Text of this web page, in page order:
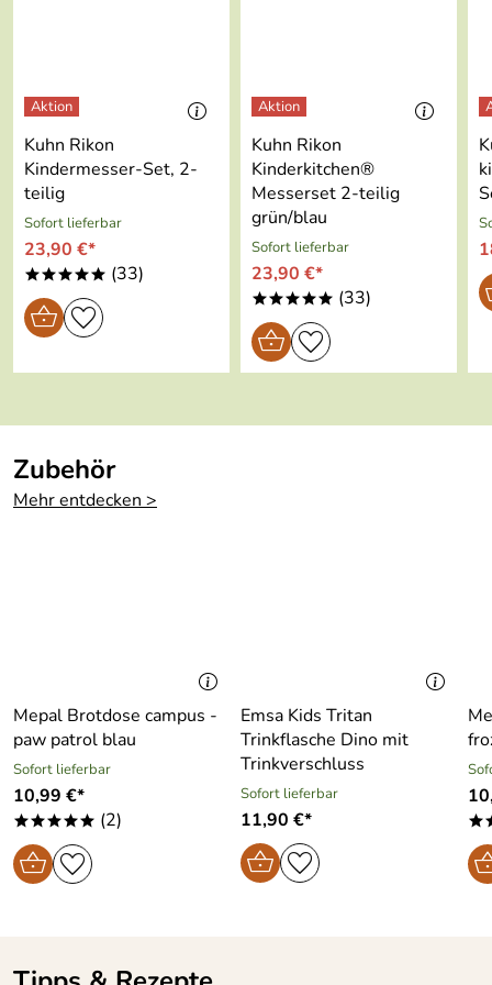
für Kinder ab 3 Jahren geeignet
Kuhn Rikon
Kindermesser-Set, 2-
teilig
Sofort lieferbar
23,90 €*
***** (33)
Kuhn Rikon
Kinderkitchen®
Messerset 2-teilig
grün/blau
Sofort lieferbar
23,90 €*
***** (33)
Zubehör
Mehr entdecken >
Mepal Brotdose campus -
paw patrol blau
Sofort lieferbar
10,99 €*
***** (2)
Emsa Kids Tritan
Trinkflasche Dino mit
Trinkverschluss
Sofort lieferbar
11,90 €*